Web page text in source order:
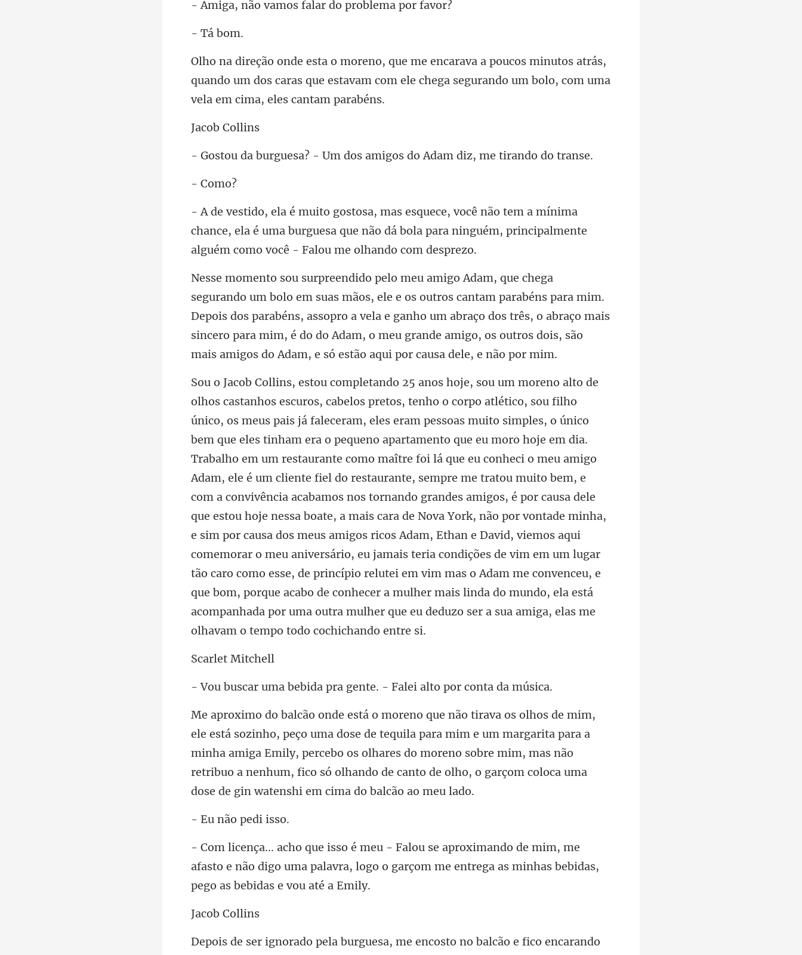
mos falar do pr
á b
minutos atrás,
quando um dos caras que estavam com ele chega
b Co
Um dos amigos do Adam di
Co
mínima
chance, ela é uma burguesa que não dá bola para ninguém,
parabéns para mim.
Depois dos parabéns, assopro a vela e ganho um abraço dos três, o abraço mais
sincero para mim, é
e foi lá que eu conheci o meu amigo
Adam, ele é um cliente fiel do restaurante, sempre me tratou muito bem, e
com a convivência acabamos nos tornando grandes amigos, é por causa dele
que estou hoje nessa boate, a mais cara de Nova York, não por vontade minha,
e sim por causa dos meus amigos ricos Adam, Ethan e David, viemos aqui
co
et Mi
a pra gente. - Falei a
ila para mim e um margarita para a
minha amiga Emily, percebo os olhares do moreno sobre mim, mas não
retribuo a
ão ped
de mim, me
afasto e não digo uma palavra, logo o garçom me e
b Co
sto no balcão e fico encarando